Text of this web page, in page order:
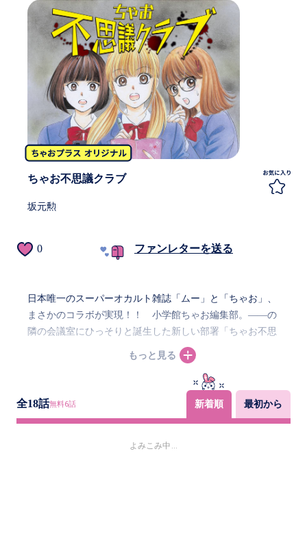
ちゃお不思議クラブ
坂元勲
0 ファンレターを送る
日本唯一のスーパーオカルト雑誌「ムー」と「ちゃお」、
まさかのコラボが実現！！ 小学館ちゃお編集部。――の
隣の会議室にひっそりと誕生した新しい部署「ちゃお不思
議クラブ」。ちゃお読者が編集者になって、世の中の「不
思議」を調査する。今日も、「不思議クラブ」の元に奇妙
もっと見る
全18話無料6話 新着順 最初から
よみこみ中...